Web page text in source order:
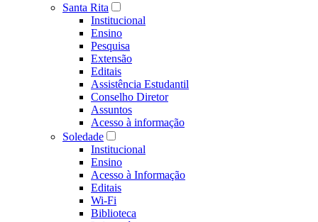
Santa Rita
Institucional
Ensino
Pesquisa
Extensão
Editais
Assistência Estudantil
Conselho Diretor
Assuntos
Acesso à informação
Soledade
Institucional
Ensino
Acesso à Informação
Editais
Wi-Fi
Biblioteca